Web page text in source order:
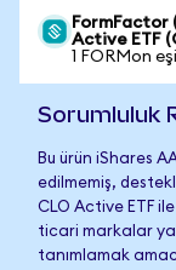
FormFactor
Active ETF
1 FORMon
Sorumluluk
Bu ürün iShares
edilmemiş,
CLO Active ETF
ticari markalar
tanımlamak